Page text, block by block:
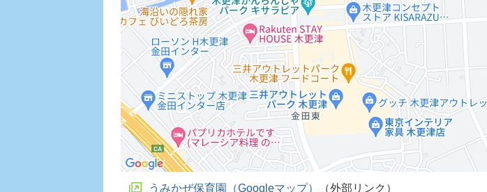
うみかぜ保育園（Googleマップ） （外部リンク）